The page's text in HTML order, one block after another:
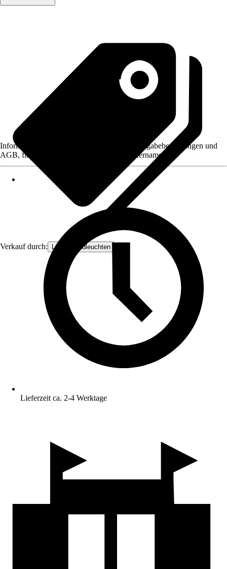
Verkauf durch: Lampenundleuchten
Informationen des Verkäufers, wie z. B. Rückgabebedingungen und
AGB, finden Sie bei Klick auf den Verkäufernamen.
Lieferzeit ca. 2-4 Werktage